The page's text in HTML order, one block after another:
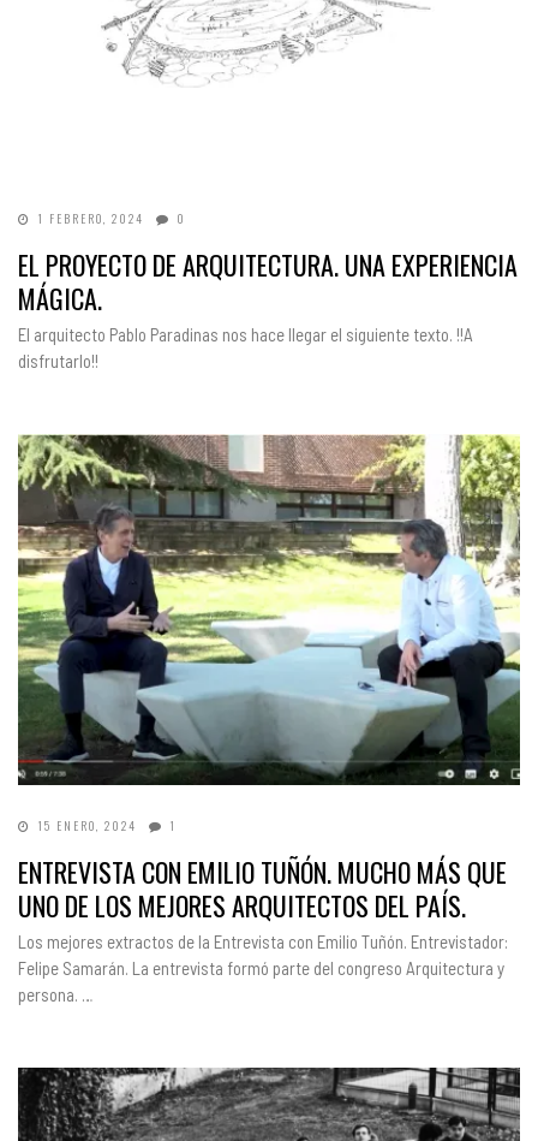
1 FEBRERO, 2024 0
EL PROYECTO DE ARQUITECTURA. UNA EXPERIENCIA
MÁGICA.
El arquitecto Pablo Paradinas nos hace llegar el siguiente texto. !!A
disfrutarlo!!
15 ENERO, 2024 1
ENTREVISTA CON EMILIO TUÑÓN. MUCHO MÁS QUE
UNO DE LOS MEJORES ARQUITECTOS DEL PAÍS.
Los mejores extractos de la Entrevista con Emilio Tuñón. Entrevistador:
Felipe Samarán. La entrevista formó parte del congreso Arquitectura y
persona. …